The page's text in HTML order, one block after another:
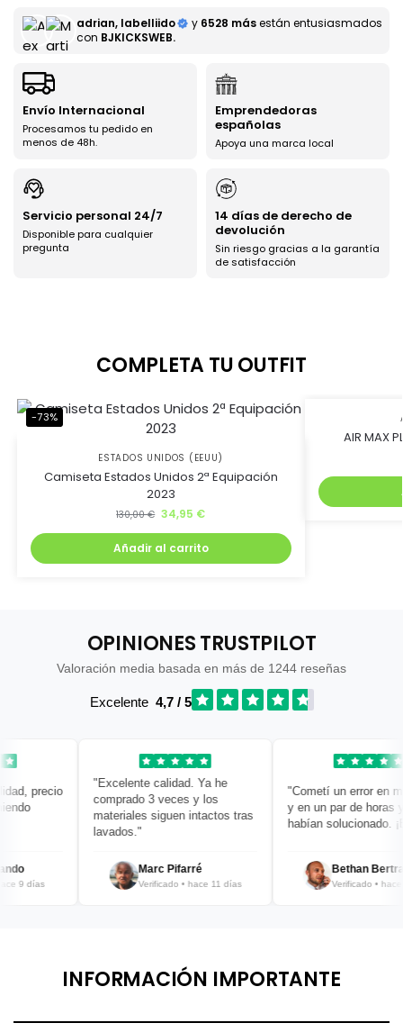
adrian, labelliido y 6528 másestán entusiasmados
con BJKICKSWEB.
Envío Internacional
Procesamos tu pedido en
menos de 48h.
Emprendedoras
españolas
Apoya una marca local
Servicio personal 24/7
Disponible para cualquier
pregunta
14 días de derecho de
devolución
Sin riesgo gracias a la garantía
de satisfacción
COMPLETA TU OUTFIT
-73%
ESTADOS UNIDOS (EEUU)
Camiseta Estados Unidos 2ª Equipación
2023
130,00€ 34,95 €
Añadir al carrito
AIR MAX
OPINIONES TRUSTPILOT
Valoración media basada en más de 1244 reseñas
Excelente 4,7 / 5
precio
9 días
"Excelente calidad. Ya he
comprado 3 veces y los
materiales siguen intactos tras
lavados."
Marc Pifarré
Verificado • hace 11 días
"Cometí un error en mi
y en un par de horas ya
habían solucionado.
Bethan Bertrand
Verificado • hace
INFORMACIÓN IMPORTANTE